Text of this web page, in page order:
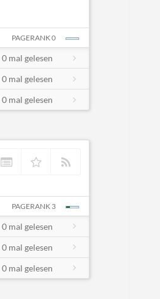
PAGERANK 0
0 mal gelesen
0 mal gelesen
0 mal gelesen
PAGERANK 3
0 mal gelesen
0 mal gelesen
0 mal gelesen